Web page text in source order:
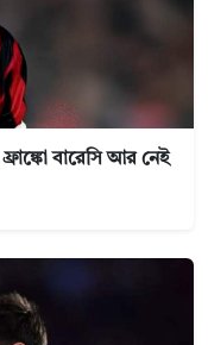
বারেসি আর নেই